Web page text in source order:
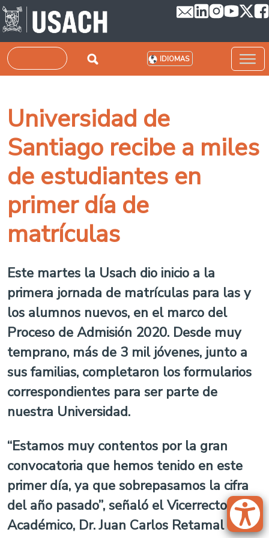
Pasar al contenido principal
Buscar IDIOMAS
Universidad de
Santiago recibe a miles
de estudiantes en
primer día de
matrículas
Este martes la Usach dio inicio a la
primera jornada de matrículas para las y
los alumnos nuevos, en el marco del
Proceso de Admisión 2020. Desde muy
temprano, más de 3 mil jóvenes, junto a
sus familias, completaron los formularios
correspondientes para ser parte de
nuestra Universidad.
“Estamos muy contentos por la gran
convocatoria que hemos tenido en este
primer día, ya que sobrepasamos la cifra
del año pasado”, señaló el Vicerrector
Académico, Dr. Juan Carlos Retamal